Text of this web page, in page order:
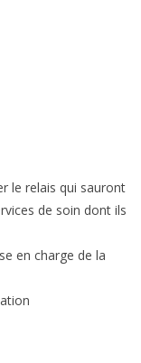
le relais qui sauront
de soin dont ils
en charge de la